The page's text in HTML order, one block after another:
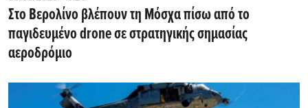
Στο Βερολίνο βλέπουν τη Μόσχα πίσω από το
παγιδευμένο drone σε στρατηγικής σημασίας
αεροδρόμιο